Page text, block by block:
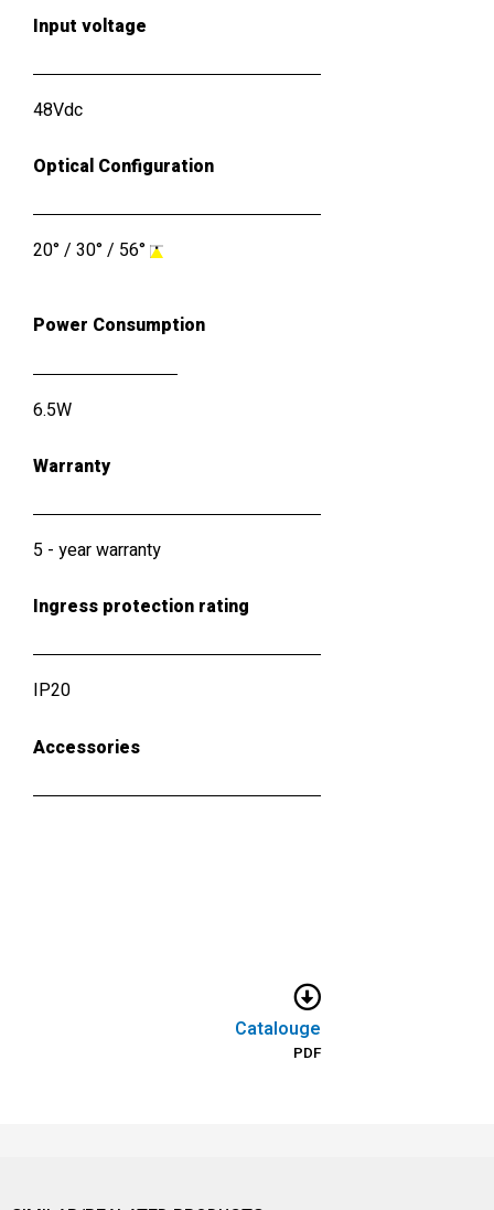
Input voltage
48Vdc
Optical Configuration
20° / 30° / 56°
Power Consumption
6.5W
Warranty
5 - year warranty
Ingress protection rating
IP20
Accessories
Catalouge
PDF